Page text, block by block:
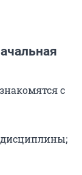
с
дисциплины;